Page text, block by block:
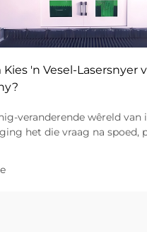
'n Vesel-Lasersnyer
veranderende wêreld van
het die vraag na spoed,
is die keuse van